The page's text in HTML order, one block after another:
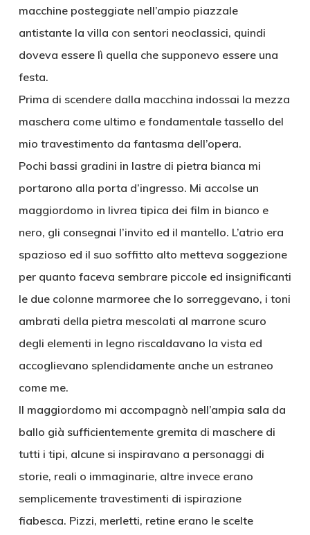
macchine posteggiate nell’ampio piazzale
antistante la villa con sentori neoclassici, quindi
doveva essere lì quella che supponevo essere una
festa.
Prima di scendere dalla macchina indossai la mezza
maschera come ultimo e fondamentale tassello del
mio travestimento da fantasma dell’opera.
Pochi bassi gradini in lastre di pietra bianca mi
portarono alla porta d’ingresso. Mi accolse un
maggiordomo in livrea tipica dei film in bianco e
nero, gli consegnai l’invito ed il mantello. L’atrio era
spazioso ed il suo soffitto alto metteva soggezione
per quanto faceva sembrare piccole ed insignificanti
le due colonne marmoree che lo sorreggevano, i toni
ambrati della pietra mescolati al marrone scuro
degli elementi in legno riscaldavano la vista ed
accoglievano splendidamente anche un estraneo
come me.
Il maggiordomo mi accompagnò nell’ampia sala da
ballo già sufficientemente gremita di maschere di
tutti i tipi, alcune si inspiravano a personaggi di
storie, reali o immaginarie, altre invece erano
semplicemente travestimenti di ispirazione
fiabesca. Pizzi, merletti, retine erano le scelte